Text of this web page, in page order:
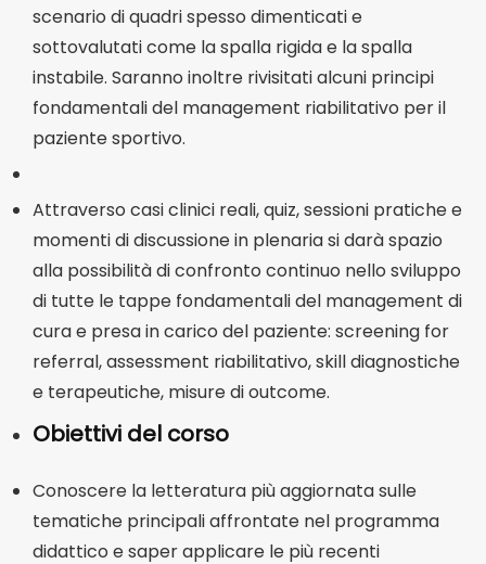
scenario di quadri spesso dimenticati e
sottovalutati come la spalla rigida e la spalla
instabile. Saranno inoltre rivisitati alcuni principi
fondamentali del management riabilitativo per il
paziente sportivo.
Attraverso casi clinici reali, quiz, sessioni pratiche e
momenti di discussione in plenaria si darà spazio
alla possibilità di confronto continuo nello sviluppo
di tutte le tappe fondamentali del management di
cura e presa in carico del paziente: screening for
referral, assessment riabilitativo, skill diagnostiche
e terapeutiche, misure di outcome.
Obiettivi del corso
Conoscere la letteratura più aggiornata sulle
tematiche principali affrontate nel programma
didattico e saper applicare le più recenti